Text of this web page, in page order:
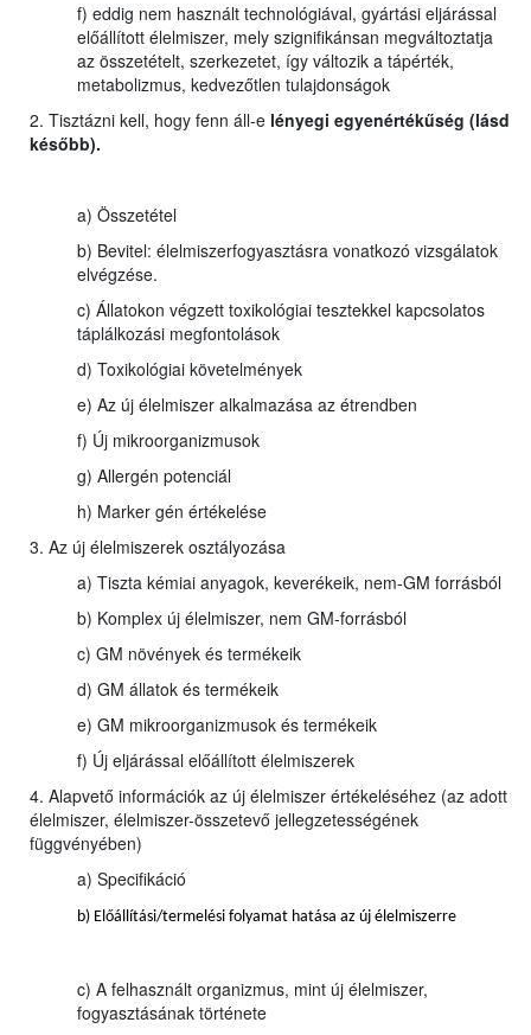
f) eddig nem használt technológiával, gyártási eljárással
előállított élelmiszer, mely szignifikánsan megváltoztatja
az összetételt, szerkezetet, így változik a tápérték,
metabolizmus, kedvezőtlen tulajdonságok
2. Tisztázni kell, hogy fenn áll-e lényegi egyenértékűség (lásd
később).
a) Összetétel
b) Bevitel: élelmiszerfogyasztásra vonatkozó vizsgálatok
elvégzése.
c) Állatokon végzett toxikológiai tesztekkel kapcsolatos
táplálkozási megfontolások
d) Toxikológiai követelmények
e) Az új élelmiszer alkalmazása az étrendben
f) Új mikroorganizmusok
g) Allergén potenciál
h) Marker gén értékelése
3. Az új élelmiszerek osztályozása
a) Tiszta kémiai anyagok, keverékeik, nem-GM forrásból
b) Komplex új élelmiszer, nem GM-forrásból
c) GM növények és termékeik
d) GM állatok és termékeik
e) GM mikroorganizmusok és termékeik
f) Új eljárással előállított élelmiszerek
4. Alapvető információk az új élelmiszer értékeléséhez (az adott
élelmiszer, élelmiszer-összetevő jellegzetességének
függvényében)
a) Specifikáció
b) Előállítási/termelési folyamat hatása az új élelmiszerre
c) A felhasznált organizmus, mint új élelmiszer,
fogyasztásának története